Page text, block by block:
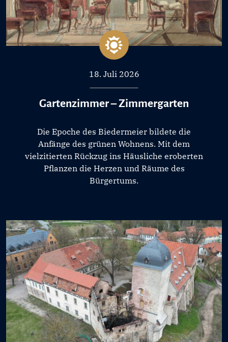
18. Juli 2026
Gartenzimmer – Zimmergarten
Die Epoche des Biedermeier bildete die
Anfänge des grünen Wohnens. Mit dem
vielzitierten Rückzug ins Häusliche eroberten
Pflanzen die Herzen und Räume des
Bürgertums.